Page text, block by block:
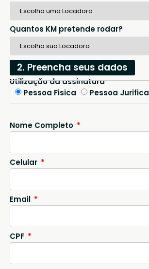
Quantos KM pretende rodar?
2. Preencha seus dados
Utilização da assinatura
Pessoa Fisica
Pessoa Jurifica
Nome Completo
Celular
Email
CPF